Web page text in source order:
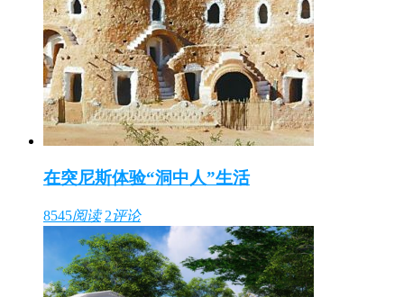
在突尼斯体验“洞中人”生活
8545阅读 2评论